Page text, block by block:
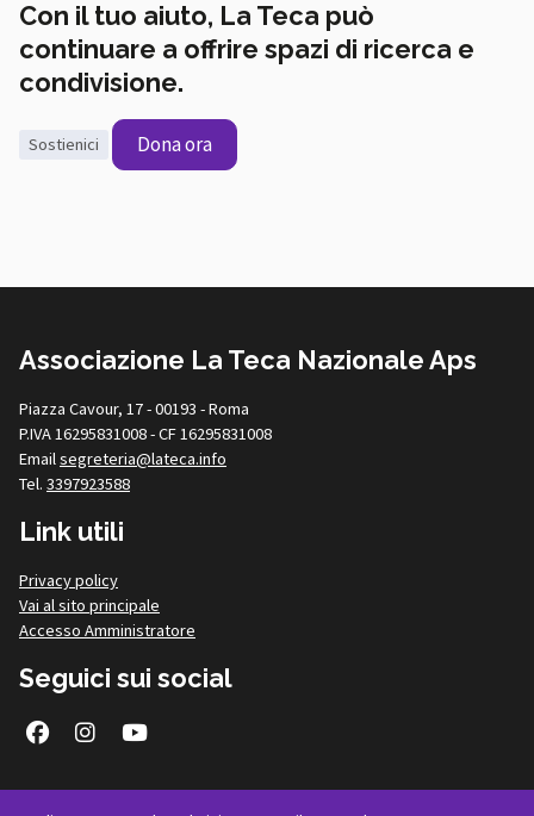
Con il tuo aiuto, La Teca può
continuare a offrire spazi di ricerca e
condivisione.
sostienici Dona ora
Associazione La Teca Nazionale Aps
Piazza Cavour, 17 - 00193 - Roma
P.IVA 16295831008 - CF 16295831008
Emailsegreteria@lateca.info
Tel. 3397923588
Link utili
Privacy policy
Vai al sito principale
Accesso Amministratore
Seguici sui social
FacebookInstagramYoutube